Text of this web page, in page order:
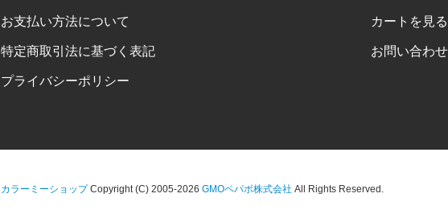
お支払い方法について
特定商取引法に基づく表記
プライバシーポリシー
カートを見る
お問い合わせ
カラーミーショップCopyright (C) 2005-2026 GMOペパボ株式会社 All Rights Reserved.